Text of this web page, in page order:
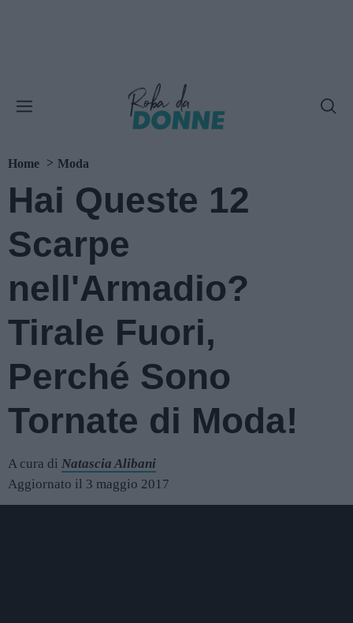
Home Moda
Hai Queste 12
Scarpe
nell'Armadio?
Tirale Fuori,
Perché Sono
Tornate di Moda!
A cura di Natascia Alibani
Aggiornato il 3 maggio 2017